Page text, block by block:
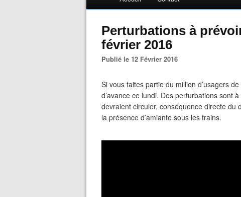
Perturbations à
février 2016
Publié le 12 Février 2016
Si vous faites partie du million d’usagers
d’avance ce lundi. Des perturbations sont
devraient circuler, conséquence directe du
la présence d’amiante sous les trains.